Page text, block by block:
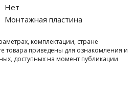
Нет
Монтажная пластина
комплектации, стране
товара приведены для ознакомления и
доступных на момент публикации